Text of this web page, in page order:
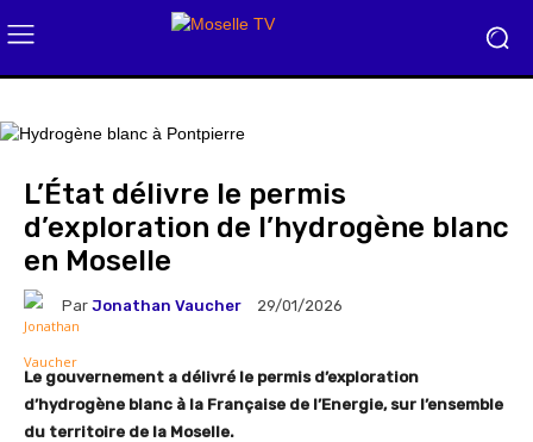
L’État délivre le permis
d’exploration de l’hydrogène blanc
en Moselle
Par Jonathan Vaucher 29/01/2026
Le gouvernement a délivré le permis d’exploration
d’hydrogène blanc à la Française de l’Energie, sur l’ensemble
du territoire de la Moselle.